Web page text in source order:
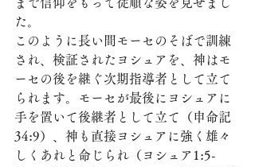
た。
このように長い間モーセのそばで訓練
され、検証されたヨシュアを、神はモ
ーセの後を継ぐ次期指導者として立て
られます。モーセが最後にヨシュアに
手を置いて後継者として立て（申命記
34:9）、神も直接ヨシュアに強く雄々
しくあれと命じられ（ヨシュア1:5-